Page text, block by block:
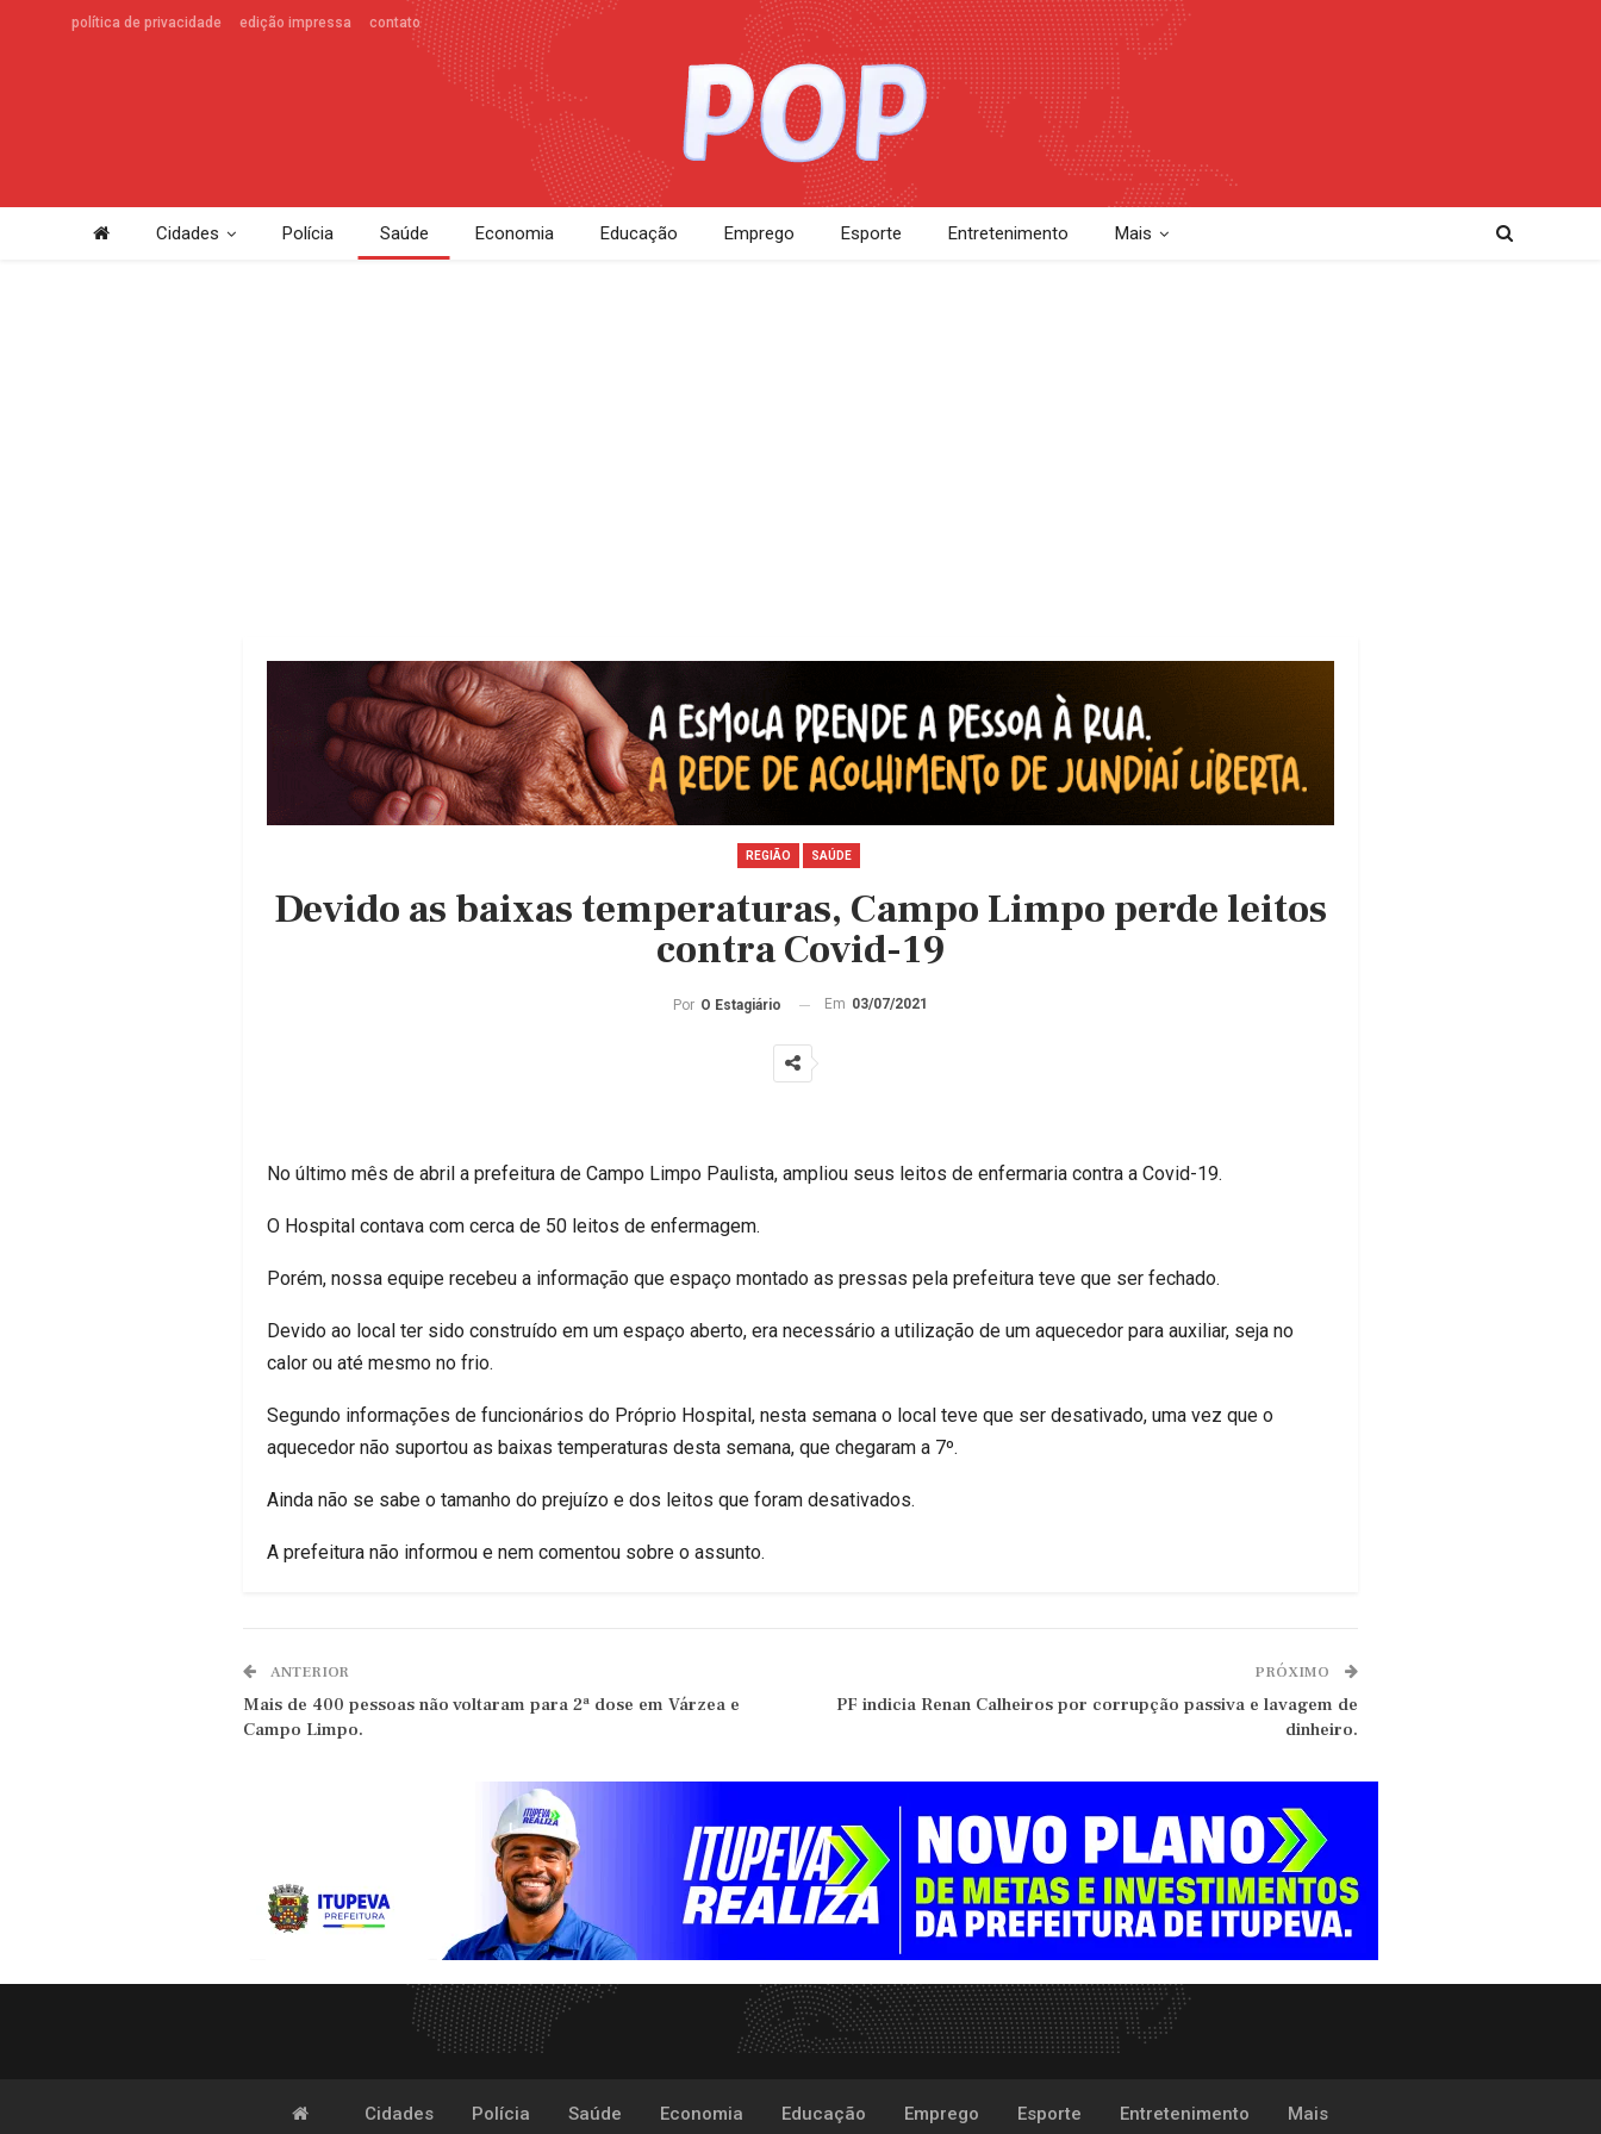
política de privacidade edição impressa contato
Cidades Polícia Saúde Economia Educação Emprego Esporte Entretenimento Mais
REGIÃO SAÚDE
Devido as baixas temperaturas, Campo Limpo perde leitos
contra Covid-19
Por O Estagiário Em 03/07/2021
No último mês de abril a prefeitura de Campo Limpo Paulista, ampliou seus leitos de enfermaria contra a Covid-19.
O Hospital contava com cerca de 50 leitos de enfermagem.
Porém, nossa equipe recebeu a informação que espaço montado as pressas pela prefeitura teve que ser fechado.
Devido ao local ter sido construído em um espaço aberto, era necessário a utilização de um aquecedor para auxiliar, seja no
calor ou até mesmo no frio.
Segundo informações de funcionários do Próprio Hospital, nesta semana o local teve que ser desativado, uma vez que o
aquecedor não suportou as baixas temperaturas desta semana, que chegaram a 7º.
Ainda não se sabe o tamanho do prejuízo e dos leitos que foram desativados.
A prefeitura não informou e nem comentou sobre o assunto.
ANTERIOR
Mais de 400 pessoas não voltaram para 2ª dose em Várzea e
Campo Limpo.
PRÓXIMO
PF indicia Renan Calheiros por corrupção passiva e lavagem de
dinheiro.
Cidades Polícia Saúde Economia Educação Emprego Esporte Entretenimento Mais